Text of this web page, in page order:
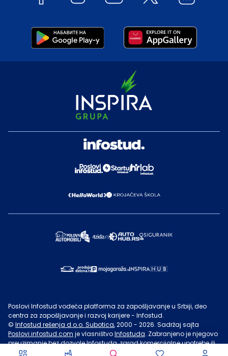
Poslovi Infostud vodeća platforma za zapošljavanje u Srbiji, deo
centra za zapošljavanje i razvoj karijere - Infostud.
© Infostud rešenja d.o.o. Subotica, 2000 - 2026. Sadržaj sajta
Poslovi.infostud.com je vlasništvoInfostuda. Zabranjeno je njegovo
preuzimanje bez dozvoleInfostuda, zarad komercijalne upotrebe ili
u druge svrhe, osim za lične potrebe posetilaca sajta.